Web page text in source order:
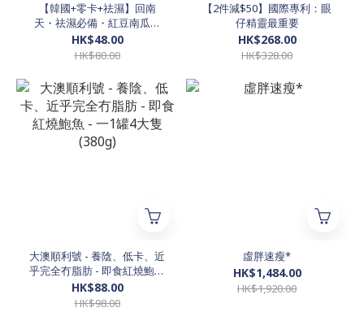
【韓國+零卡+祛濕】回南
天・祛濕必備・紅豆南瓜茶
(20包)
HK$48.00
HK$80.00
【2件減$50】國際專利：眼
仔精靈最重要
HK$268.00
HK$328.00
大澳順利號 - 養陰、低卡、近
乎完全冇脂肪 - 即食紅燒鮑魚
- 一1罐4大隻 (380g)
HK$88.00
HK$98.00
虛胖速瘦*
HK$1,484.00
HK$1,920.00